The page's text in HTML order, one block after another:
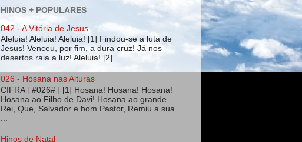
HINOS + POPULARES
042 - A Vitória de Jesus
Aleluia! Aleluia! Aleluia! [1] Findou-se a luta de
Jesus! Venceu, por fim, a dura cruz! Já nos
desertos raia a luz! Aleluia! [2] ...
026 - Hosana nas Alturas
CIFRA [ #026# ] [1] Hosana! Hosana! Hosana!
Hosana ao Filho de Davi! Hosana ao grande
Rei, Que, Salvador e bom Pastor, Remiu a sua
Hinos de Natal